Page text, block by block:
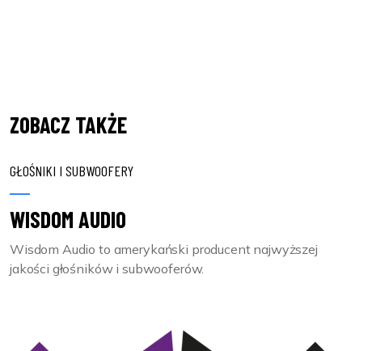
ZOBACZ TAKŻE
GŁOŚNIKI I SUBWOOFERY
WISDOM AUDIO
Wisdom Audio to amerykański producent najwyższej
jakości głośników i subwooferów.